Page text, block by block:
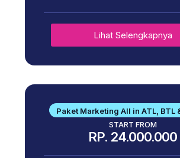
Lihat Selengkapnya
Paket Marketing All in ATL, BTL
START FROM
RP. 24.000.000